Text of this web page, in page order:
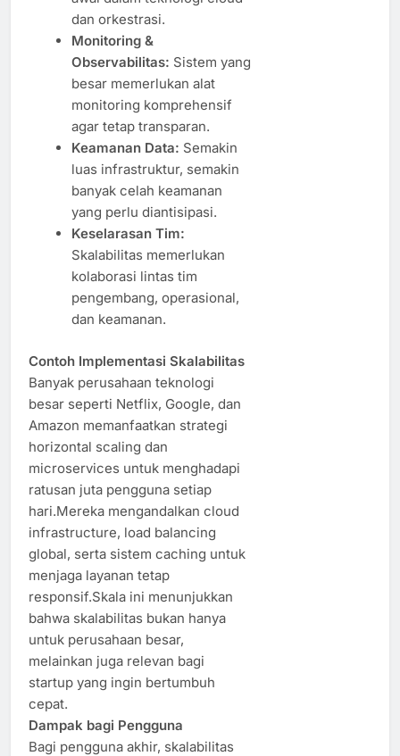
dan orkestrasi.
Monitoring &
Observabilitas: Sistem yang
besar memerlukan alat
monitoring komprehensif
agar tetap transparan.
Keamanan Data: Semakin
luas infrastruktur, semakin
banyak celah keamanan
yang perlu diantisipasi.
Keselarasan Tim:
Skalabilitas memerlukan
kolaborasi lintas tim
pengembang, operasional,
dan keamanan.
Contoh Implementasi Skalabilitas
Banyak perusahaan teknologi
besar seperti Netflix, Google, dan
Amazon memanfaatkan strategi
horizontal scaling dan
microservices untuk menghadapi
ratusan juta pengguna setiap
hari.Mereka mengandalkan cloud
infrastructure, load balancing
global, serta sistem caching untuk
menjaga layanan tetap
responsif.Skala ini menunjukkan
bahwa skalabilitas bukan hanya
untuk perusahaan besar,
melainkan juga relevan bagi
startup yang ingin bertumbuh
cepat.
Dampak bagi Pengguna
Bagi pengguna akhir, skalabilitas